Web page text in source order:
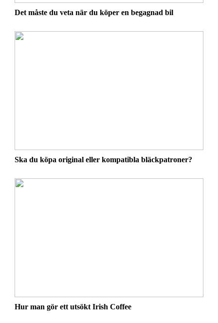
Det måste du veta när du köper en begagnad bil
Ska du köpa original eller kompatibla bläckpatroner?
Hur man gör ett utsökt Irish Coffee